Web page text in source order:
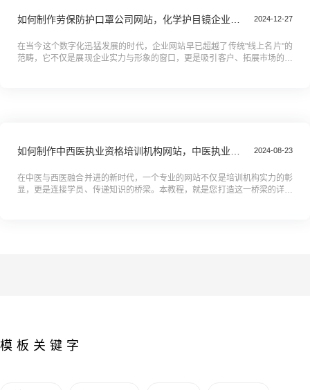
2024-12-27
在当今这个数字化迅猛发展的时代，企业网站早已超越了传统"线上名片"的
范畴，它不仅是展现企业实力与形象的窗口，更是吸引客户、拓展市场的重
2024-08-23
在中医与西医融合并进的新时代，一个专业的网站不仅是培训机构实力的彰
显，更是连接学员、传递知识的桥梁。本教程，就是您打造这一桥梁的详尽
模板关键字